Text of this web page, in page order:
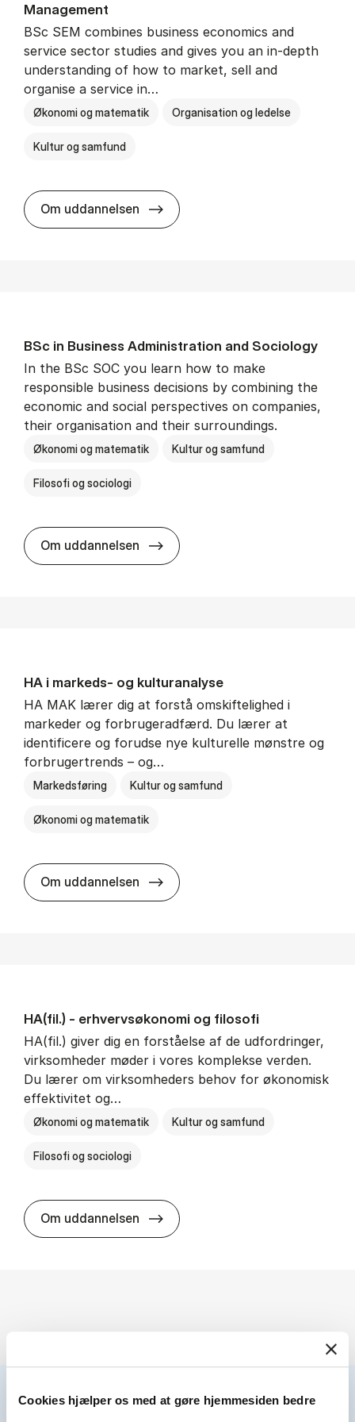
Cookies hjælper os med at gøre hjemmesiden bedre
Man­age­ment
BSc SEM combines business economics and
service sector studies and gives you an in-depth
understanding of how to market, sell and
organise a service in…
Økonomi og matematik Organisation og ledelse
Kultur og samfund
Om uddannelsen BSc in Busi­ness Ad­min­is­tra­tion
BSc in Busi­ness Ad­min­is­tra­tion and So­ci­ology
In the BSc SOC you learn how to make
responsible business decisions by combining the
economic and social perspectives on companies,
their organisation and their surroundings.
Økonomi og matematik Kultur og samfund
Filosofi og sociologi
Om uddannelsen BSc in Busi­ness Ad­min­is­tra­tion
HA i mar­keds- og kul­tu­r­a­na­ly­se
HA MAK lærer dig at forstå omskiftelighed i
markeder og forbrugeradfærd. Du lærer at
identificere og forudse nye kulturelle mønstre og
forbrugertrends – og…
Markedsføring Kultur og samfund
Økonomi og matematik
Om uddannelsen HA i mar­keds- og kul­tu­r­a­na­ly­se
HA(fil.) - erhvervs­økonomi og fi­lo­so­fi
HA(fil.) giver dig en forståelse af de udfordringer,
virksomheder møder i vores komplekse verden.
Du lærer om virksomheders behov for økonomisk
effektivitet og…
Økonomi og matematik Kultur og samfund
Filosofi og sociologi
Om uddannelsen HA(fil.) - erhvervs­økonomi og